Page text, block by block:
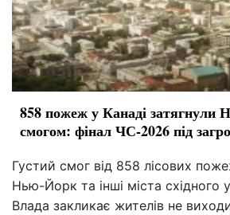
858 пожеж у Канаді затягнули
смогом: фінал ЧС-2026 під
Густий смог від 858 лісових
Нью-Йорк та інші міста
Влада закликає жителів не